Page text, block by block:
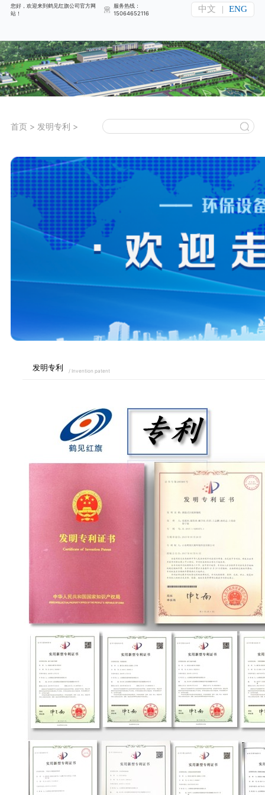
您好，欢迎来到鹤见红旗公司官方网
站！
服务热线：
15064652116
中文 | ENG
首页> 发明专利 >
发明专利 / Invention patent